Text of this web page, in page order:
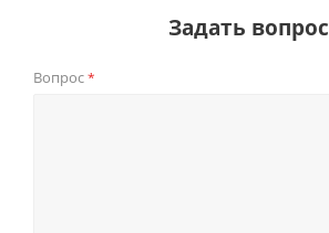
Задать вопрос
Вопрос*